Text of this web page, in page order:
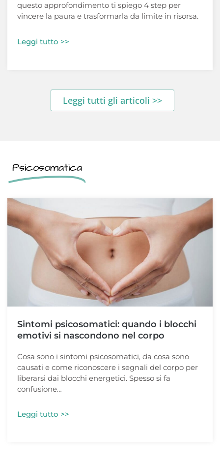
questo approfondimento ti spiego 4 step per
vincere la paura e trasformarla da limite in risorsa.
Leggi tutto >>
Leggi tutti gli articoli >>
Psicosomatica
Sintomi psicosomatici: quando i blocchi
emotivi si nascondono nel corpo
Cosa sono i sintomi psicosomatici, da cosa sono
causati e come riconoscere i segnali del corpo per
liberarsi dai blocchi energetici. Spesso si fa
confusione…
Leggi tutto >>